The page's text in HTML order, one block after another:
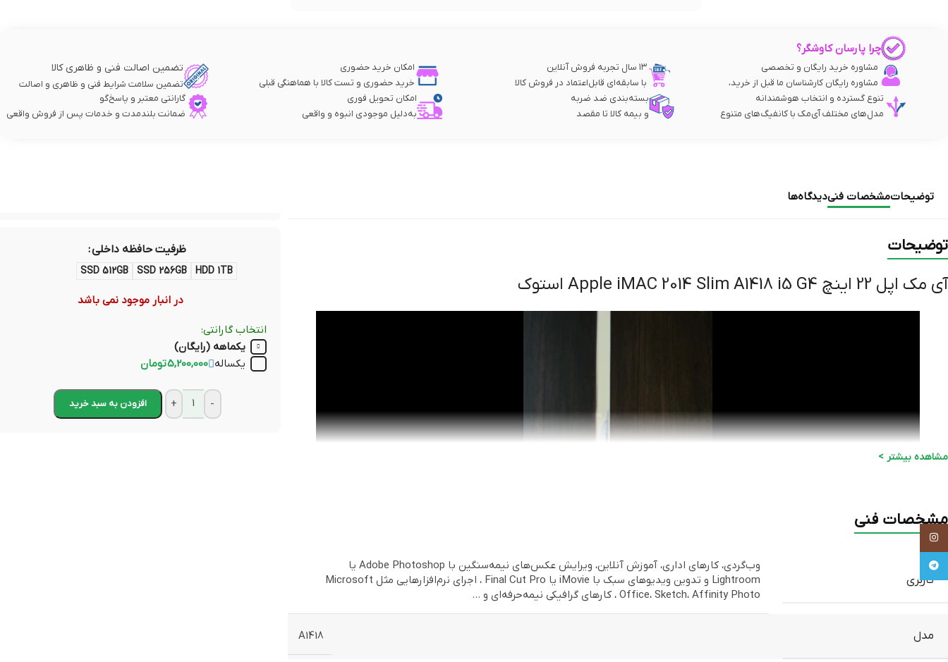
چرا پارسان کاوشگر؟
مشاوره خرید رایگان و تخصصی
مشاوره رایگان کارشناسان ما قبل از خرید،
۱۳ سال تجربه فروش آنلاین
با سابقه‌ای قابل‌اعتماد در فروش کالا
امکان خرید حضوری
خرید حضوری و تست کالا با هماهنگی قبلی
تضمین اصالت فنی و ظاهری کالا
تضمین سلامت شرایط فنی و ظاهری و اصالت
تنوع گسترده و انتخاب هوشمندانه
مدل‌های مختلف آی‌مک با کانفیگ‌های متنوع
بسته‌بندی ضد ضربه
و بیمه کالا تا مقصد
امکان تحویل فوری
به‌دلیل موجودی انبوه و واقعی
گارانتی معتبر و پاسخ‌گو
ضمانت بلندمدت و خدمات پس از فروش واقعی
توضیحاتمشخصات فنیدیدگاه‌ها
توضیحات
آی مک اپل 22 اینچ Apple iMAC 2014 Slim A1418 i5 G4 استوک
اگه دنبال یه کامپیوتر همه‌کاره، شیک، باکیفیت و با کارایی بالا هستید، آی مک اپل 22 اینچ Apple iMAC 2014 Slim A1418 i5 G4 استوک یکی از بهترین
مشاهده بیشتر >
مشخصات فنی
کاربری
وب‌گردی، کارهای اداری، آموزش آنلاین، ویرایش عکس‌های نیمه‌سنگین با Adobe Photoshop یا
Lightroom و تدوین ویدیوهای سبک با iMovie یا Final Cut Pro ، اجرای نرم‌افزارهایی مثل Microsoft
Office، Sketch، Affinity Photo ، کارهای گرافیکی نیمه‌حرفه‌ای و …
مدل A1418
ظرفیت حافظه داخلی
HDD 1TB
SSD 256GB
SSD 512GB
در انبار موجود نمی باشد
انتخاب گارانتی:
یکماهه (رایگان)
یکساله 5,200,000 تومان
-
+ افزودن به سبد خرید
Instagram